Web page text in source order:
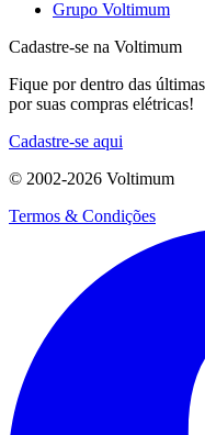
Grupo Voltimum
Cadastre-se na Voltimum
Fique por dentro das
por suas compras elétricas!
Cadastre-se aqui
© 2002-2026 Voltimum
Termos & Condições